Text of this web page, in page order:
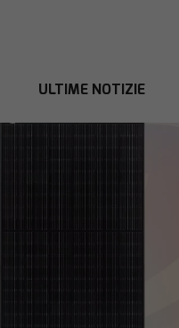
ULTIME NOTIZIE